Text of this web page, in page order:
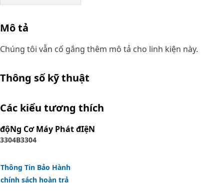
Mô tả
Chúng tôi vẫn cố gắng thêm mô tả cho linh kiện này.
Thông số kỹ thuật
Các kiểu tương thích
độNg Cơ Máy Phát đIệN
3304B3304
Thông Tin Bảo Hành
chính sách hoàn trả